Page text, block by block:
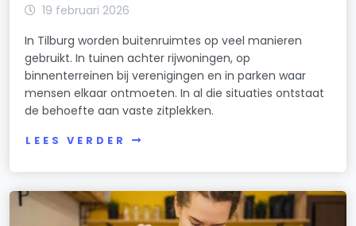
19 februari 2026
In Tilburg worden buitenruimtes op veel manieren
gebruikt. In tuinen achter rijwoningen, op
binnenterreinen bij verenigingen en in parken waar
mensen elkaar ontmoeten. In al die situaties ontstaat
de behoefte aan vaste zitplekken.
LEES VERDER